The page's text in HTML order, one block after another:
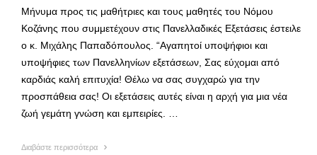
Μήνυμα προς τις μαθήτριες και τους μαθητές του Νόμου
Κοζάνης που συμμετέχουν στις Πανελλαδικές Εξετάσεις έστειλε
ο κ. Μιχάλης Παπαδόπουλος. “Αγαπητοί υποψήφιοι και
υποψήφιες των Πανελληνίων εξετάσεων, Σας εύχομαι από
καρδιάς καλή επιτυχία! Θέλω να σας συγχαρώ για την
προσπάθεια σας! Οι εξετάσεις αυτές είναι η αρχή για μια νέα
ζωή γεμάτη γνώση και εμπειρίες. …
Διαβάστε περισσότερα